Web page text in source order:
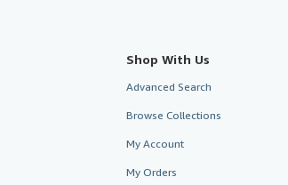
Shop With Us
Advanced Search
Browse Collections
My Account
My Orders